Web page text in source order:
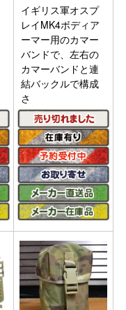
イギリス軍オスプ
レイMK4ボディア
ーマー用のカマー
バンドで、左右の
カマーバンドと連
結バックルで構成
さ